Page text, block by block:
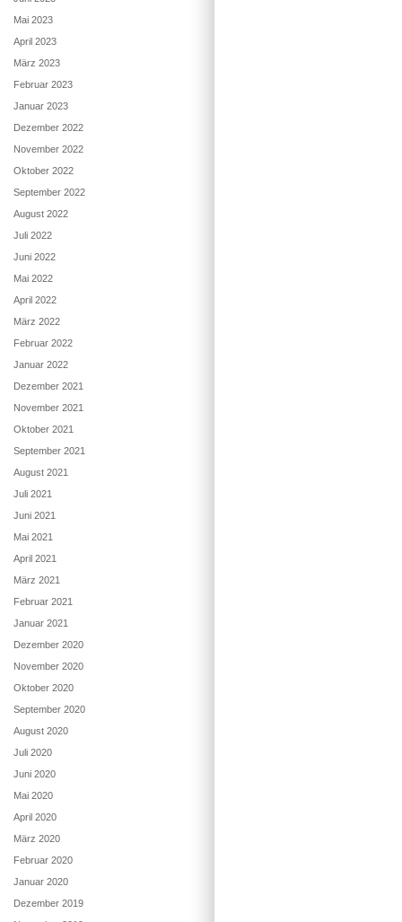
Mai 2023
April 2023
März 2023
Februar 2023
Januar 2023
Dezember 2022
November 2022
Oktober 2022
September 2022
August 2022
Juli 2022
Juni 2022
Mai 2022
April 2022
März 2022
Februar 2022
Januar 2022
Dezember 2021
November 2021
Oktober 2021
September 2021
August 2021
Juli 2021
Juni 2021
Mai 2021
April 2021
März 2021
Februar 2021
Januar 2021
Dezember 2020
November 2020
Oktober 2020
September 2020
August 2020
Juli 2020
Juni 2020
Mai 2020
April 2020
März 2020
Februar 2020
Januar 2020
Dezember 2019